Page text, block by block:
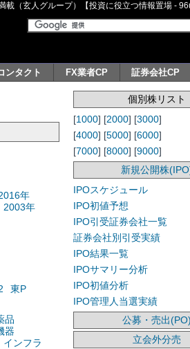
（玄人グループ）【投資に役立つ情報置場 -
ンタクト FX業者CP 証券会社CP
年
2003年
東P
品
器
インフラ
個別株リスト
[1000] [2000] [3000]
[4000] [5000] [6000]
[7000] [8000] [9000]
新規公開株
IPOスケジュール
IPO初値予想
IPO引受証券会社一覧
証券会社別引受実績
IPO結果一覧
IPOサマリー分析
IPO初値分析
IPO管理人当選実績
公募・売出(PO)
立会外分売